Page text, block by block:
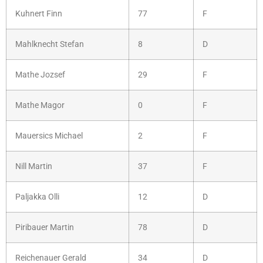
Kuhnert Finn 77 F
Mahlknecht Stefan 8 D
Mathe Jozsef 29 F
Mathe Magor 0 F
Mauersics Michael 2 F
Nill Martin 37 F
Paljakka Olli 12 D
Piribauer Martin 78 D
Reichenauer Gerald 34 D